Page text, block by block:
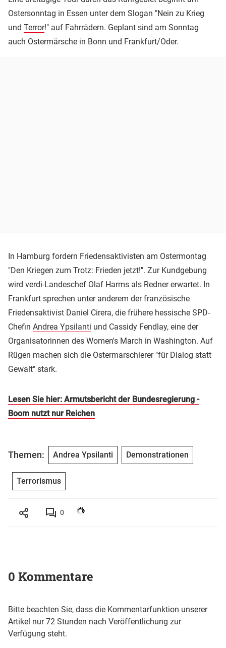
Ostersonntag in Essen unter dem Slogan "Nein zu Krieg
und Terror!" auf Fahrrädern. Geplant sind am Sonntag
auch Ostermärsche in Bonn und Frankfurt/Oder.
In Hamburg fordern Friedensaktivisten am Ostermontag
"Den Kriegen zum Trotz: Frieden jetzt!". Zur Kundgebung
wird verdi-Landeschef Olaf Harms als Redner erwartet. In
Frankfurt sprechen unter anderem der französische
Friedensaktivist Daniel Cirera, die frühere hessische SPD-
Chefin Andrea Ypsilanti und Cassidy Fendlay, eine der
Organisatorinnen des Women's March in Washington. Auf
Rügen machen sich die Ostermarschierer "für Dialog statt
Gewalt" stark.
Lesen Sie hier: Armutsbericht der Bundesregierung -
Boom nutzt nur Reichen
Themen: Andrea Ypsilanti Demonstrationen
Terrorismus
0
0 Kommentare
Bitte beachten Sie, dass die Kommentarfunktion unserer
Artikel nur 72 Stunden nach Veröffentlichung zur
Verfügung steht.